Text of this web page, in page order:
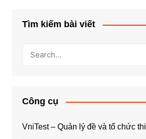
Tìm kiếm bài viết
Công cụ
VniTest – Quản lý đề và tổ chức thi